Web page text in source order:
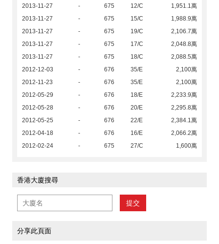
2013-11-27
- 675 12/C
1,951.1萬
2013-11-27
- 675 15/C
1,988.9萬
2013-11-27
- 675 19/C
2,106.7萬
2013-11-27
- 675 17/C
2,048.8萬
2013-11-27
- 675 18/C
2,088.5萬
2012-12-03
- 676 35/E
2,100萬
2012-11-23
- 676 35/E
2,100萬
2012-05-29
- 676 18/E
2,233.9萬
2012-05-28
- 676 20/E
2,295.8萬
2012-05-25
- 676 22/E
2,384.1萬
2012-04-18
- 676 16/E
2,066.2萬
2012-02-24
- 675 27/C 1,600萬
香港大廈搜尋
提交
分享此頁面